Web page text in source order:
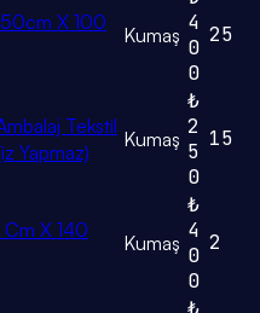
X 100
Kumaş 4
0
0
25
Tekstil
Yapmaz)
Kumaş
₺
2
5
0
15
Cm X 140
Kumaş
₺
4
0
0
2